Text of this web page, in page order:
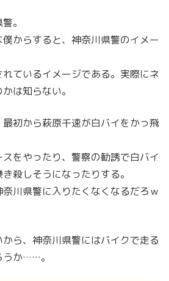
。
からすると、神奈川県警のイメー
ているイメージである。実際にネ
は知らない。
初から萩原千速が白バイをかっ飛
をやったり、警察の勧誘で白バイ
殺しそうになったりする。
川県警に入りたくなくなるだろｗ
ら、神奈川県警にはバイクで走る
うか……。